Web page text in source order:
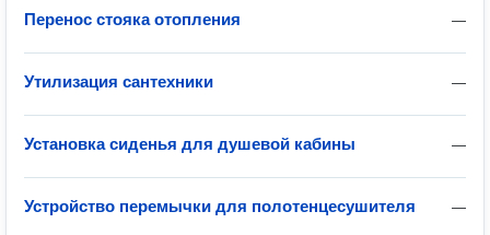
—
Перенос стояка отопления
—
Утилизация сантехники
—
Установка сиденья для душевой кабины
—
Устройство перемычки для полотенцесушителя